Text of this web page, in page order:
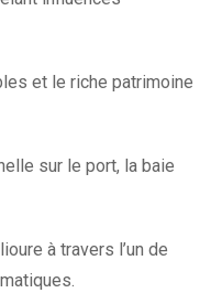
et le riche patrimoine
sur le port, la baie
à travers l’un de